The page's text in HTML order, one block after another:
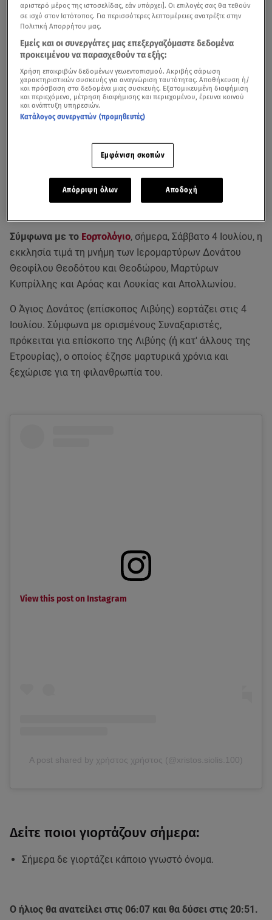
Σύμφωνα με το Εορτολόγιο, σήμερα, Σάββατο 4 Ιουλίου, η
εκκλησία τιμά τη μνήμη των Ιερομαρτύρων Δονάτου
Θεοφίλου Θεοδότου και Θεοδώρου, Μαρτύρων
Κυπρίλλης και Αρόας και Λουκίας και Απολλωνίου.
Ο Άγιος Δονάτος (επίσκοπος Λιβύης) εορτάζει στις 4
Ιουλίου. Σύμφωνα με ορισμένους Συναξαριστές,
πρόκειται για επίσκοπο της Λιβύης (ή κατ' άλλους της
Ετρουρίας), ο οποίος έζησε μαρτυρικά χρόνια και
ξεχώρισε για τη φιλανθρωπία του.
View this post on Instagram
A post shared by χρήστος χρήστος (@xristos.siolis.100)
Δείτε ποιοι γιορτάζουν σήμερα:
Σήμερα δε γιορτάζει κάποιο γνωστό όνομα.
Ο ήλιος θα ανατείλει στις 06:07 και θα δύσει στις 20:51.
αριστερό μέρος της ιστοσελίδας, εάν υπάρχει]. Οι επιλογές σας θα τεθούν
σε ισχύ στον Ιστότοπος. Για περισσότερες λεπτομέρειες ανατρέξτε στην
Πολιτική Απορρήτου μας.
Εμείς και οι συνεργάτες μας επεξεργαζόμαστε δεδομένα
προκειμένου να παρασχεθούν τα εξής:
Χρήση επακριβών δεδομένων γεωεντοπισμού. Ακριβής σάρωση
χαρακτηριστικών συσκευής για αναγνώριση ταυτότητας. Αποθήκευση ή/
και πρόσβαση στα δεδομένα μιας συσκευής. Εξατομικευμένη διαφήμιση
και περιεχόμενο, μέτρηση διαφήμισης και περιεχομένου, έρευνα κοινού
και ανάπτυξη υπηρεσιών.
Κατάλογος συνεργατών (προμηθευτές)
Εμφάνιση σκοπών
Απόρριψη όλων Αποδοχή